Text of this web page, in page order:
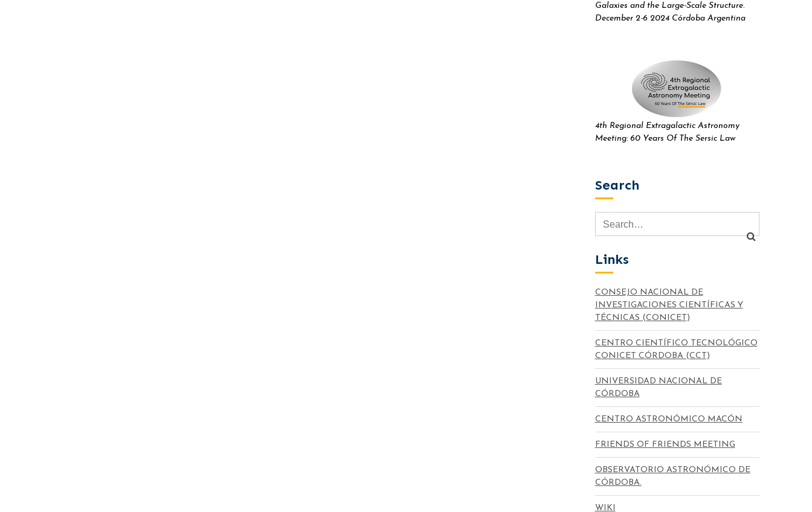
Galaxies and the Large-Scale Structure.
December 2-6 2024 Córdoba Argentina
4th Regional Extragalactic Astronomy
Meeting: 60 Years Of The Sersic Law
Search
Links
CONSEJO NACIONAL DE
INVESTIGACIONES CIENTÍFICAS Y
TÉCNICAS (CONICET)
CENTRO CIENTÍFICO TECNOLÓGICO
CONICET CÓRDOBA (CCT)
UNIVERSIDAD NACIONAL DE
CÓRDOBA
CENTRO ASTRONÓMICO MACÓN
FRIENDS OF FRIENDS MEETING
OBSERVATORIO ASTRONÓMICO DE
CÓRDOBA.
WIKI